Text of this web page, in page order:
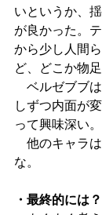
いというか、
が良かった。
から少し人間
ど、どこか物足
ベルゼブブ
しずつ内面が
って興味深い。
他のキャラ
な。
・最終的には？